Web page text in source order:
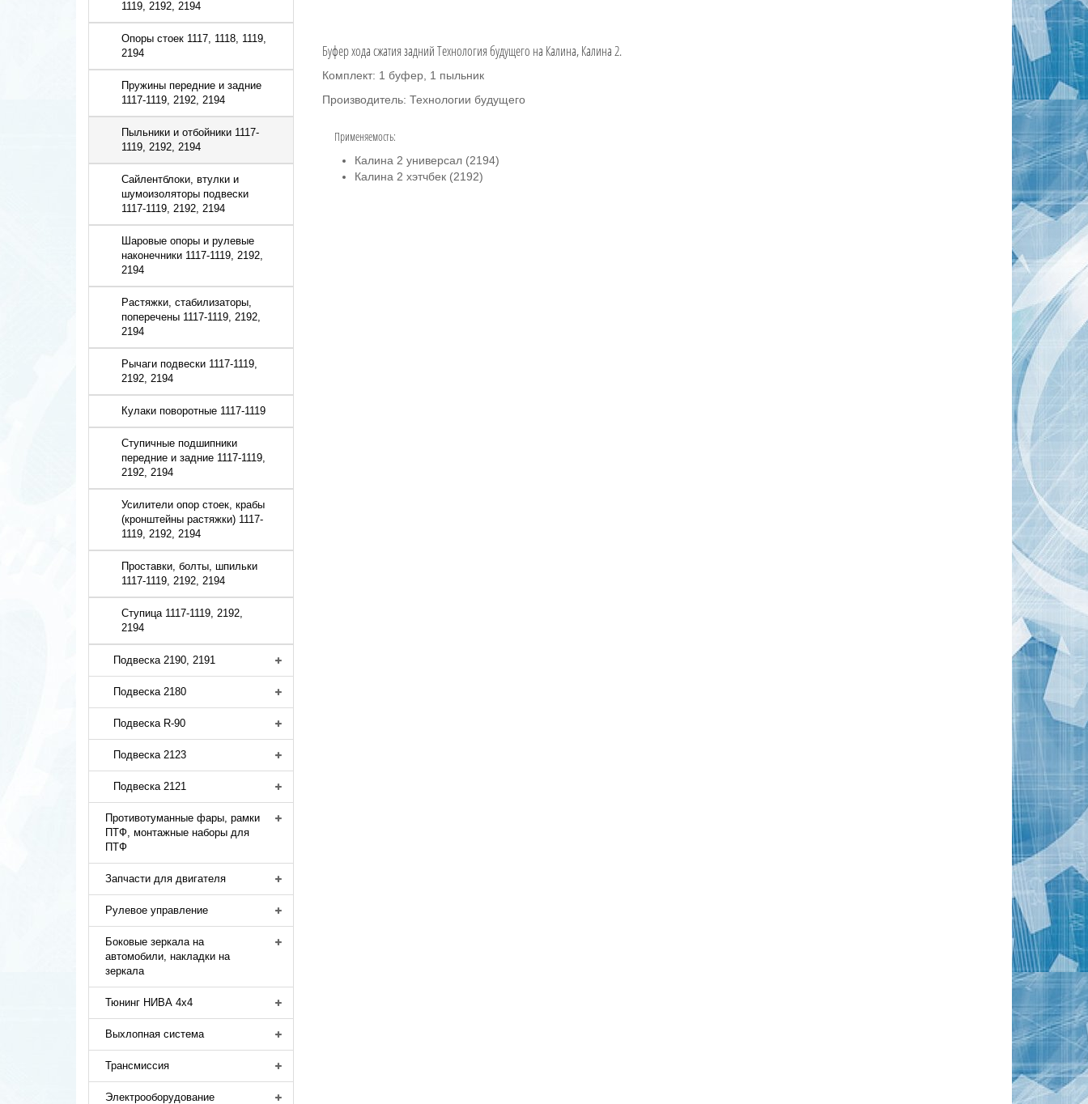
1119, 2192, 2194
Опоры стоек 1117, 1118, 1119,
2194
Пружины передние и задние
1117-1119, 2192, 2194
Пыльники и отбойники 1117-
1119, 2192, 2194
Сайлентблоки, втулки и
шумоизоляторы подвески
1117-1119, 2192, 2194
Шаровые опоры и рулевые
наконечники 1117-1119, 2192,
2194
Растяжки, стабилизаторы,
поперечены 1117-1119, 2192,
2194
Рычаги подвески 1117-1119,
2192, 2194
Кулаки поворотные 1117-1119
Ступичные подшипники
передние и задние 1117-1119,
2192, 2194
Усилители опор стоек, крабы
(кронштейны растяжки) 1117-
1119, 2192, 2194
Проставки, болты, шпильки
1117-1119, 2192, 2194
Ступица 1117-1119, 2192,
2194
Подвеска 2190, 2191
Подвеска 2180
Подвеска R-90
Подвеска 2123
Подвеска 2121
Противотуманные фары, рамки
ПТФ, монтажные наборы для
ПТФ
Запчасти для двигателя
Рулевое управление
Боковые зеркала на
автомобили, накладки на
зеркала
Тюнинг НИВА 4х4
Выхлопная система
Трансмиссия
Электрооборудование
Буфер хода сжатия задний Технология будущего на Калина, Калина 2.
Комплект: 1 буфер, 1 пыльник
Производитель: Технологии будущего
Применяемость:
Калина 2 универсал (2194)
Калина 2 хэтчбек (2192)